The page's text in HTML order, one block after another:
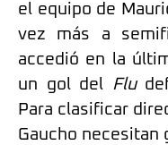
el equipo de
vez más a
accedió en la
un gol del Flu
Para clasificar
Gaucho necesitan